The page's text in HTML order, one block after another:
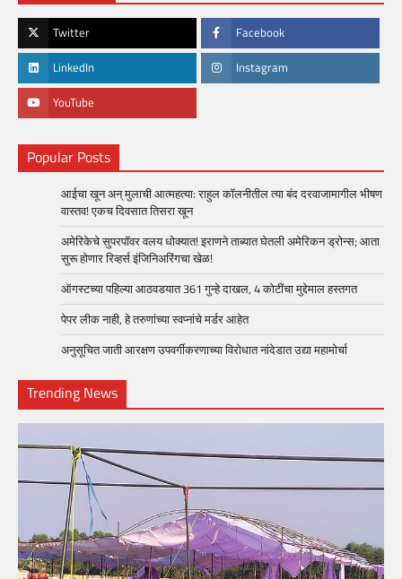
Twitter Facebook
LinkedIn Instagram
YouTube
Popular Posts
आईचा खून अन् मुलाची आत्महत्या: राहुल कॉलनीतील त्या बंद दरवाजामागील भीषण
वास्तव! एकच दिवसात तिसरा खून
अमेरिकेचे सुपरपॉवर वलय धोक्यात! इराणने ताब्यात घेतली अमेरिकन ड्रोन्स; आता
सुरू होणार रिव्हर्स इंजिनिअरिंगचा खेळ!
ऑगस्टच्या पहिल्या आठवडयात 361 गुन्हे दाखल, 4 कोटींचा मुद्देमाल हस्तगत
पेपर लीक नाही, हे तरुणांच्या स्वप्नांचे मर्डर आहेत
अनुसूचित जाती आरक्षण उपवर्गीकरणाच्या विरोधात नांदेडात उद्या महामोर्चा
Trending News